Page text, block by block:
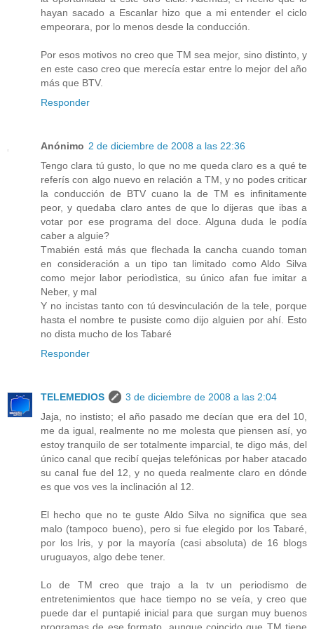
hayan sacado a Escanlar hizo que a mi entender el ciclo
empeorara, por lo menos desde la conducción.
Por esos motivos no creo que TM sea mejor, sino distinto, y
en este caso creo que merecía estar entre lo mejor del año
más que BTV.
Responder
Anónimo 2 de diciembre de 2008 a las 22:36
Tengo clara tú gusto, lo que no me queda claro es a qué te
referís con algo nuevo en relación a TM, y no podes criticar
la conducción de BTV cuano la de TM es infinitamente
peor, y quedaba claro antes de que lo dijeras que ibas a
votar por ese programa del doce. Alguna duda le podía
caber a alguie?
Tmabién está más que flechada la cancha cuando toman
en consideración a un tipo tan limitado como Aldo Silva
como mejor labor periodìstica, su único afan fue imitar a
Neber, y mal
Y no incistas tanto con tú desvinculación de la tele, porque
hasta el nombre te pusiste como dijo alguien por ahí. Esto
no dista mucho de los Tabaré
Responder
TELEMEDIOS
3 de diciembre de 2008 a las 2:04
Jaja, no instisto; el año pasado me decían que era del 10,
me da igual, realmente no me molesta que piensen así, yo
estoy tranquilo de ser totalmente imparcial, te digo más, del
único canal que recibí quejas telefónicas por haber atacado
su canal fue del 12, y no queda realmente claro en dónde
es que vos ves la inclinación al 12.
El hecho que no te guste Aldo Silva no significa que sea
malo (tampoco bueno), pero si fue elegido por los Tabaré,
por los Iris, y por la mayoría (casi absoluta) de 16 blogs
uruguayos, algo debe tener.
Lo de TM creo que trajo a la tv un periodismo de
entretenimientos que hace tiempo no se veía, y creo que
puede dar el puntapié inicial para que surgan muy buenos